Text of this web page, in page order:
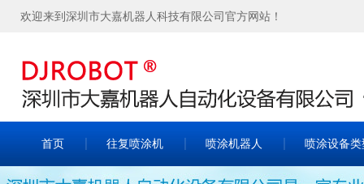
欢迎来到深圳市大嘉机器人科技有限公司官方网站！
首页 往复喷涂机 喷涂机器人 喷涂设备类